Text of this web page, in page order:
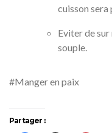
cuisson sera
Eviter de sur
souple.
#Manger en paix
Partager :